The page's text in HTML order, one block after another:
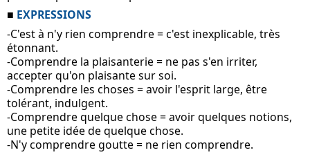
■ EXPRESSIONS
-C'est à n'y rien comprendre = c'est inexplicable, très
étonnant.
-Comprendre la plaisanterie = ne pas s'en irriter,
accepter qu'on plaisante sur soi.
-Comprendre les choses = avoir l'esprit large, être
tolérant, indulgent.
-Comprendre quelque chose = avoir quelques notions,
une petite idée de quelque chose.
-N'y comprendre goutte = ne rien comprendre.